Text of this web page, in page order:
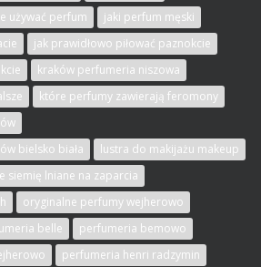
używać perfum
jaki perfum męski
jak prawidłowo piłować paznokcie
kraków perfumeria niszowa
które perfumy zawierają feromony
bielsko biała
lustra do makijażu makeup
siemię lniane na zaparcia
oryginalne perfumy wejherowo
belle
perfumeria bemowo
perfumeria henri radzymin